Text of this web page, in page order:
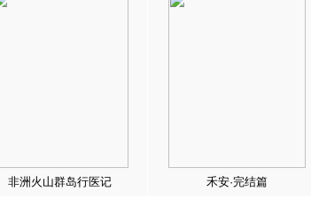
非洲火山群岛行医记 禾安·完结篇